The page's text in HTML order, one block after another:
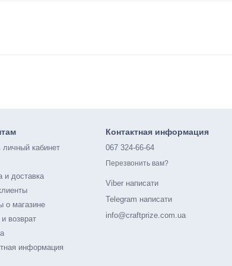
личный кабинет
и доставка
о магазине
возврат
информация
Контактная информация
067 324-66-64
Перезвонить вам?
Viber написати
Telegram написати
info@craftprize.com.ua